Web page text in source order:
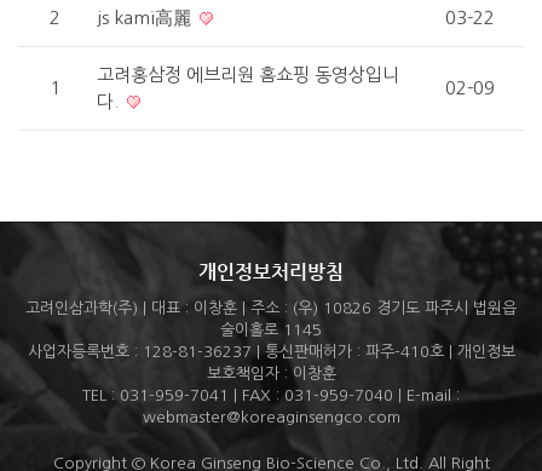
2 js kami高麗 03-22
1
고려홍삼정 에브리원 홈쇼핑 동영상입니
다.
02-09
개인정보처리방침
고려인삼과학(주) | 대표 : 이창훈 | 주소 : (우) 10826 경기도 파주시 법원읍
술이홀로 1145
사업자등록번호 : 128-81-36237 | 통신판매허가 : 파주-410호 | 개인정보
보호책임자 : 이창훈
TEL : 031-959-7041 | FAX : 031-959-7040 | E-mail :
webmaster@koreaginsengco.com
Copyright © Korea Ginseng Bio-Science Co., Ltd. All Right